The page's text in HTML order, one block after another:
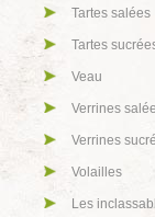
Tartes salées
Tartes
Veau
Verrines
Verrines
Volailles
Les